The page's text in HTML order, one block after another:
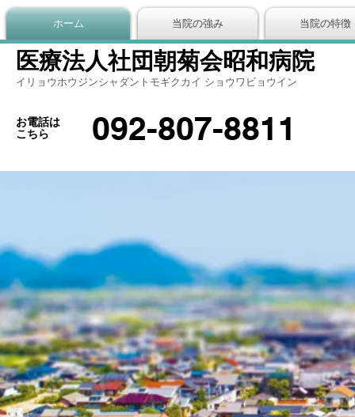
ホーム 当院の強み 当院の特徴
医療法人社団朝菊会昭和病院
イリョウホウジンシャダントモギクカイ ショウワビョウイン
お電話は
こちら
092-807-8811